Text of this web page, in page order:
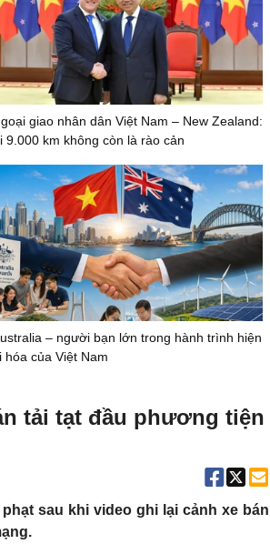
giao nhân dân Việt Nam – New Zealand:
9.000 km không còn là rào cản
– người bạn lớn trong hành trình hiện
hóa của Việt Nam
tải tạt đầu phương tiện
sau khi video ghi lại cảnh xe bán